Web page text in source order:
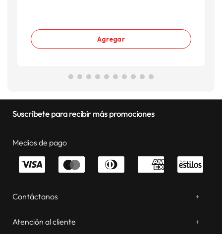
Agregar
Suscríbete para recibir más promociones
Medios de pago
Contáctanos +
Atención al cliente
+